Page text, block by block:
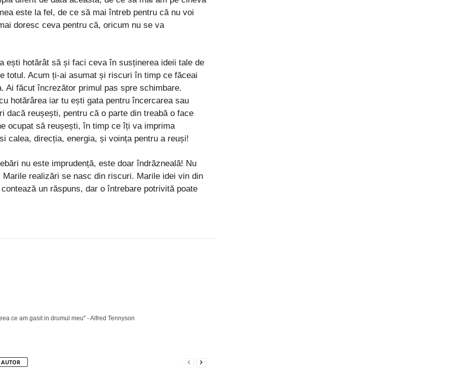
este la fel, de ce să mai întreb pentru că nu voi
doresc ceva pentru că, oricum nu se va
ești hotărât să și faci ceva în susținerea ideii tale de
totul. Acum ți-ai asumat și riscuri în timp ce făceai
Ai făcut încrezător primul pas spre schimbare.
hotărârea iar tu ești gata pentru încercarea sau
dacă reușești, pentru că o parte din treabă o face
ocupat să reușești, în timp ce îți va imprima
calea, direcția, energia, și voința pentru a reuși!
nu este imprudență, este doar îndrăzneală! Nu
realizări se nasc din riscuri. Marile idei vin din
un răspuns, dar o întrebare potrivită poate
ce am gasit in drumul meu" - Alfred Tennyson